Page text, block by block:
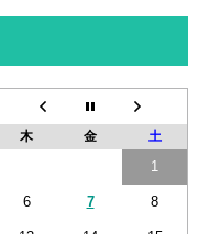
木 金 土
1
6 7 8